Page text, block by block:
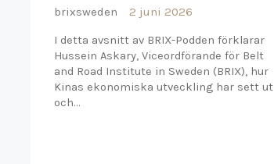
brixsweden
2 juni 2026
I detta avsnitt av BRIX-Podden förklarar
Hussein Askary, Viceordförande för Belt
and Road Institute in Sweden (BRIX), hur
Kinas ekonomiska utveckling har sett ut
och…